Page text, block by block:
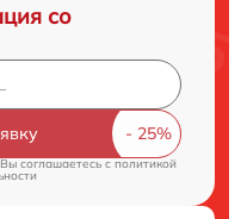
со
соглашаетесь cполитикой